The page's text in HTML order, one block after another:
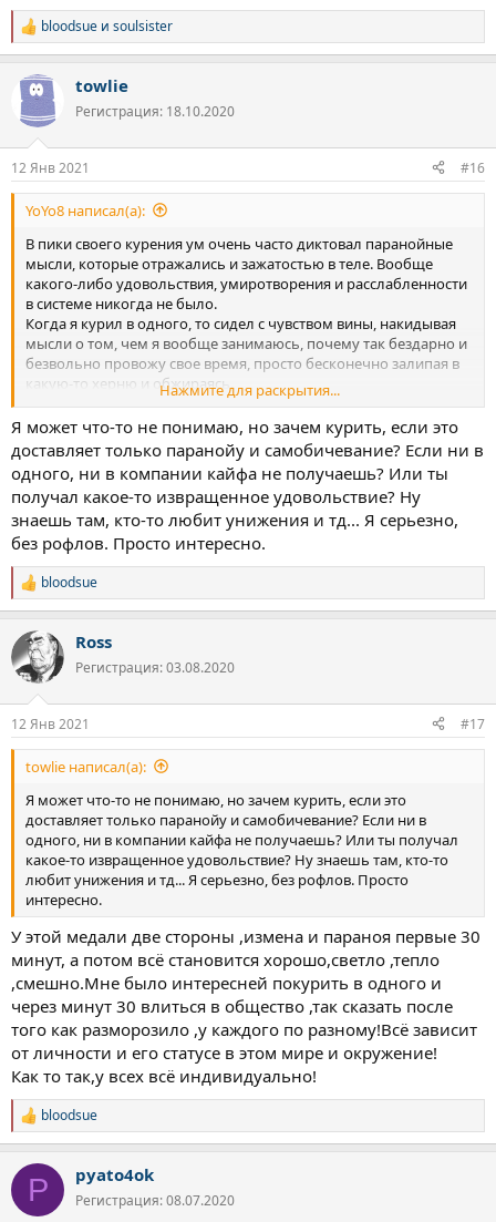
Р
е
к
ц
и
bloodsue и soulsister
towlie
Регистрация: 18.10.2020
12 Янв 2021 #16
YoYo8 написал(а):
В пики своего курения ум очень часто диктовал паранойные
мысли, которые отражались и зажатостью в теле. Вообще
какого-либо удовольствия, умиротворения и расслабленности
в системе никогда не было.
Когда я курил в одного, то сидел с чувством вины, накидывая
мысли о том, чем я вообще занимаюсь, почему так бездарно и
безвольно провожу свое время, просто бесконечно залипая в
какую-то херню и обжираясь.
Куря в компании, я испытывал сильные чувства страха,
которые никак не мог объяснить, меня просто потрясывало.
Жестко фокусировался на каждой мелкой детали
происходящего и чувствовал себя очень неуютно. Какое-то
оцепенение, цеплялся за противные эмоции и раскручивал их у
себя в голове, просто война творилась, а внешне как мне
казалось оставался невозмутим, хотя это не так. Порой
невербалика может сказать больше, чем слова.
Нажмите для раскрытия...
Я может что-то не понимаю, но зачем курить, если это
доставляет только паранойу и самобичевание? Если ни в
одного, ни в компании кайфа не получаешь? Или ты
получал какое-то извращенное удовольствие? Ну
знаешь там, кто-то любит унижения и тд... Я серьезно,
без рофлов. Просто интересно.
Р
е
к
ц
и
bloodsue
Ross
Регистрация: 03.08.2020
12 Янв 2021 #17
towlie написал(а):
Я может что-то не понимаю, но зачем курить, если это
доставляет только паранойу и самобичевание? Если ни в
одного, ни в компании кайфа не получаешь? Или ты получал
какое-то извращенное удовольствие? Ну знаешь там, кто-то
любит унижения и тд... Я серьезно, без рофлов. Просто
интересно.
У этой медали две стороны ,измена и параноя первые 30
минут, а потом всё становится хорошо,светло ,тепло
,смешно.Мне было интересней покурить в одного и
через минут 30 влиться в общество ,так сказать после
того как разморозило ,у каждого по разному!Всё зависит
от личности и его статусе в этом мире и окружение!
Как то так,у всех всё индивидуально!
Р
е
к
и
bloodsue
P pyato4ok
Регистрация: 08.07.2020